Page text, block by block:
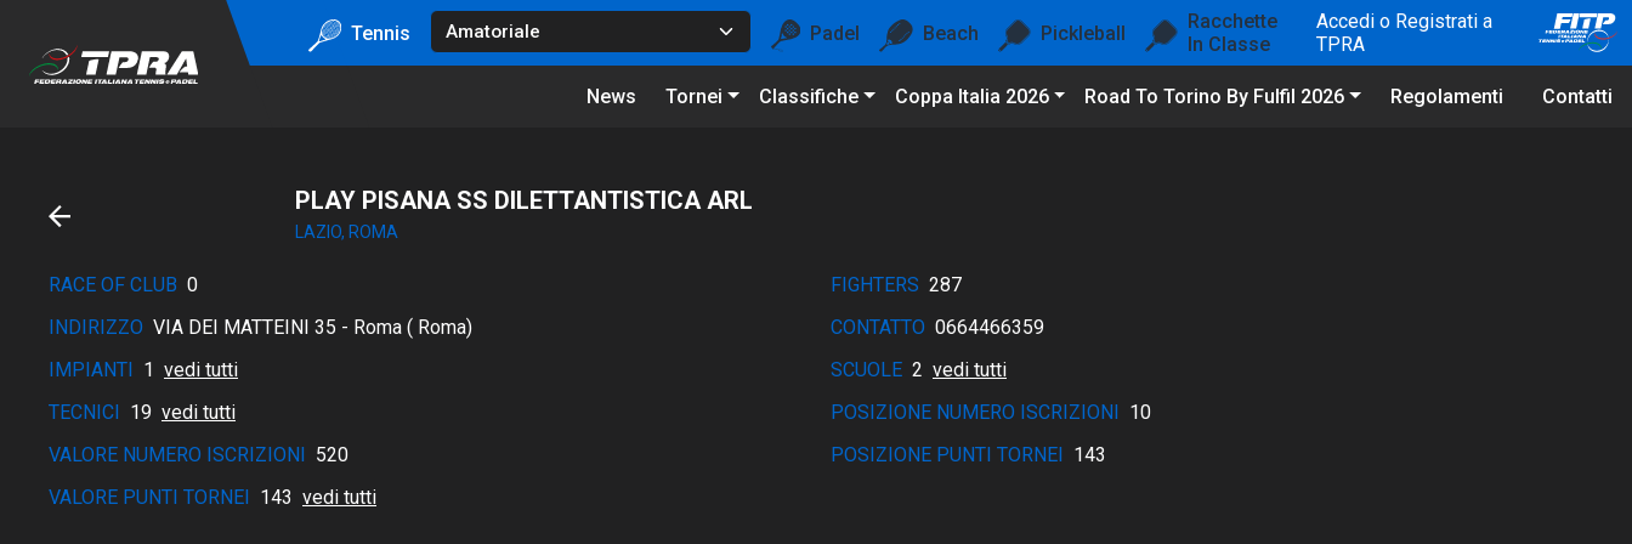
Tennis Padel Beach Pickleball
Racchette
In Classe
Accedi o Registrati a
TPRA
News Tornei Classifiche Coppa Italia 2026 Road To Torino By Fulfil 2026 Regolamenti Contatti
PLAY PISANA SS DILETTANTISTICA ARL
LAZIO, ROMA
RACE OF CLUB 0 FIGHTERS 287
INDIRIZZO VIA DEI MATTEINI 35 - Roma ( Roma) CONTATTO 0664466359
IMPIANTI 1 vedi tutti SCUOLE 2 vedi tutti
TECNICI 19 vedi tutti POSIZIONE NUMERO ISCRIZIONI 10
VALORE NUMERO ISCRIZIONI 520 POSIZIONE PUNTI TORNEI 143
VALORE PUNTI TORNEI 143 vedi tutti